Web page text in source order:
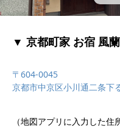
▼ 京都町家 お宿 風
〒604-0045
京都市中京区小川通二条下
（地図アプリに入力した